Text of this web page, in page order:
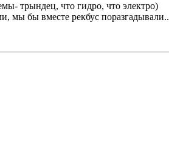
трындец, что гидро, что электро)
бы вместе рекбус